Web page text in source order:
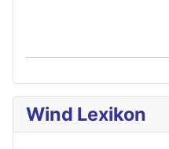
Wind Lexikon